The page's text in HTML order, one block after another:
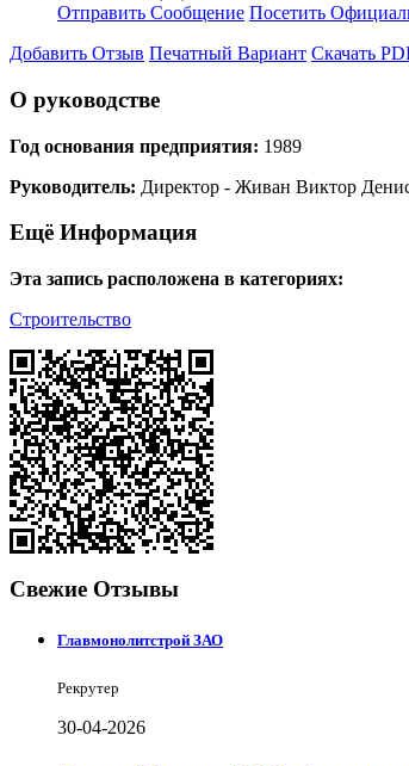
Отправить Сообщение Посетить
Добавить Отзыв Печатный Вариант Скачать
О руководстве
Год основания предприятия: 1989
Руководитель: Директор - Живан Виктор
Ещё Информация
Эта запись расположена в категориях:
Строительство
Свежие Отзывы
Главмонолитстрой ЗАО
Рекрутер
30-04-2026